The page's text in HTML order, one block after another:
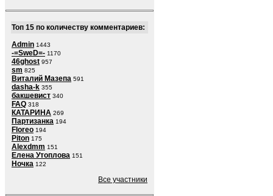
Топ 15 по количеству комментариев:
Admin 1443
-=SweD=- 1170
46ghost 957
sm 825
Виталий Мазепа 591
dasha-k 355
бакшевист 340
FAQ 318
КАТАРИНА 269
Партизанка 194
Floreo 194
Piton 175
Alexdmm 151
Елена Утоплова 151
Ночка 122
Все участники